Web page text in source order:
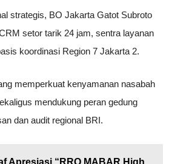
strategis, BO Jakarta Gatot Subroto
setor tarik 24 jam, sentra layanan
koordinasi Region 7 Jakarta 2.
memperkuat kenyamanan nasabah
mendukung peran gedung
dan audit regional BRI.
Apresiasi “RRQ MABAR High